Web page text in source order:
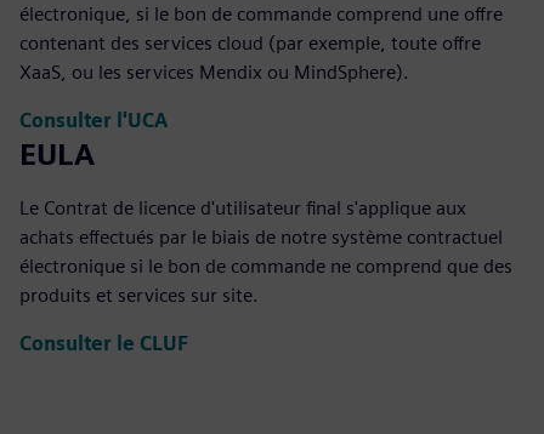
électronique, si le bon de commande comprend une offre
contenant des services cloud (par exemple, toute offre
XaaS, ou les services Mendix ou MindSphere).
Consulter l'UCA
EULA
Le Contrat de licence d'utilisateur final s'applique aux
achats effectués par le biais de notre système contractuel
électronique si le bon de commande ne comprend que des
produits et services sur site.
Consulter le CLUF